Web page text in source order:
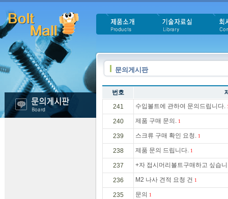
문의게시판
번호
241
수입볼트에 관하여 문의드립니다.
240 제품 구매 문의. 1
239 스크류 구매 확인 요청. 1
238 제품 문의 드립니다. 1
237 +자 접시머리볼트구매하고 싶습
236 M2 나사 견적 요청 건 1
235 문의 1